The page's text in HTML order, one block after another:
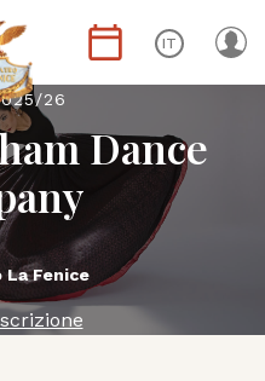
IT
26
Dance
La Fenice